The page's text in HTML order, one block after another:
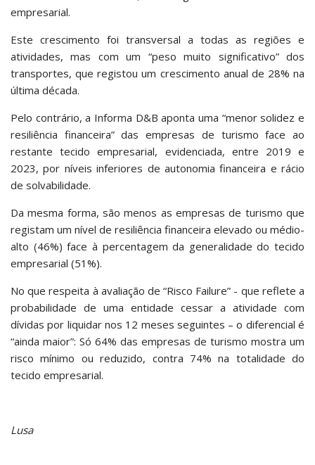
empresarial.
Este crescimento foi transversal a todas as regiões e
atividades, mas com um “peso muito significativo” dos
transportes, que registou um crescimento anual de 28% na
última década.
Pelo contrário, a Informa D&B aponta uma “menor solidez e
resiliência financeira” das empresas de turismo face ao
restante tecido empresarial, evidenciada, entre 2019 e
2023, por níveis inferiores de autonomia financeira e rácio
de solvabilidade.
Da mesma forma, são menos as empresas de turismo que
registam um nível de resiliência financeira elevado ou médio-
alto (46%) face à percentagem da generalidade do tecido
empresarial (51%).
No que respeita à avaliação de “Risco Failure” - que reflete a
probabilidade de uma entidade cessar a atividade com
dívidas por liquidar nos 12 meses seguintes – o diferencial é
“ainda maior”: Só 64% das empresas de turismo mostra um
risco mínimo ou reduzido, contra 74% na totalidade do
tecido empresarial.
Lusa